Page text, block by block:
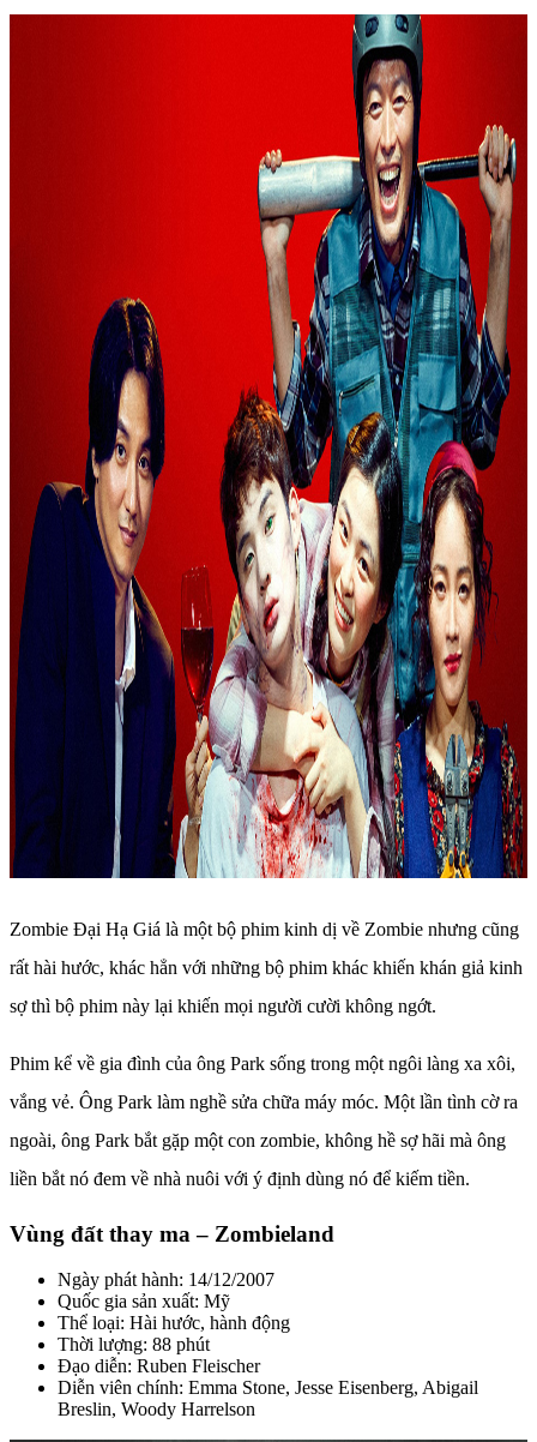
Zombie Đại Hạ Giá là một bộ phim kinh dị về Zombie nhưng cũng
rất hài hước, khác hẳn với những bộ phim khác khiến khán giả kinh
sợ thì bộ phim này lại khiến mọi người cười không ngớt.
Phim kể về gia đình của ông Park sống trong một ngôi làng xa xôi,
vắng vẻ. Ông Park làm nghề sửa chữa máy móc. Một lần tình cờ ra
ngoài, ông Park bắt gặp một con zombie, không hề sợ hãi mà ông
liền bắt nó đem về nhà nuôi với ý định dùng nó để kiếm tiền.
Vùng đất thay ma – Zombieland
Ngày phát hành: 14/12/2007
Quốc gia sản xuất: Mỹ
Thể loại: Hài hước, hành động
Thời lượng: 88 phút
Đạo diễn: Ruben Fleischer
Diễn viên chính: Emma Stone, Jesse Eisenberg, Abigail
Breslin, Woody Harrelson